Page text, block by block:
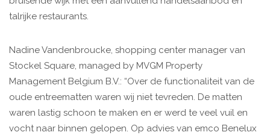
talrijke restaurants.
Nadine Vandenbroucke, shopping center manager van
Stockel Square, managed by MVGM Property
Management Belgium B.V.: “Over de functionaliteit van de
oude entreematten waren wij niet tevreden. De matten
waren lastig schoon te maken en er werd te veel vuil en
vocht naar binnen gelopen. Op advies van emco Benelux